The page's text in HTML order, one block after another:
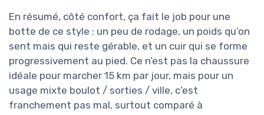
En résumé, côté confort, ça fait le job pour une
botte de ce style : un peu de rodage, un poids qu’on
sent mais qui reste gérable, et un cuir qui se forme
progressivement au pied. Ce n’est pas la chaussure
idéale pour marcher 15 km par jour, mais pour un
usage mixte boulot / sorties / ville, c’est
franchement pas mal, surtout comparé à